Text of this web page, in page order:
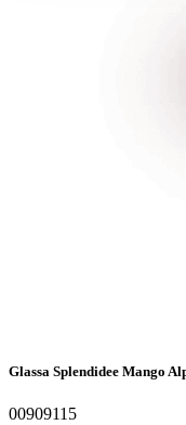
Glassa Splendidee Mango
00909115